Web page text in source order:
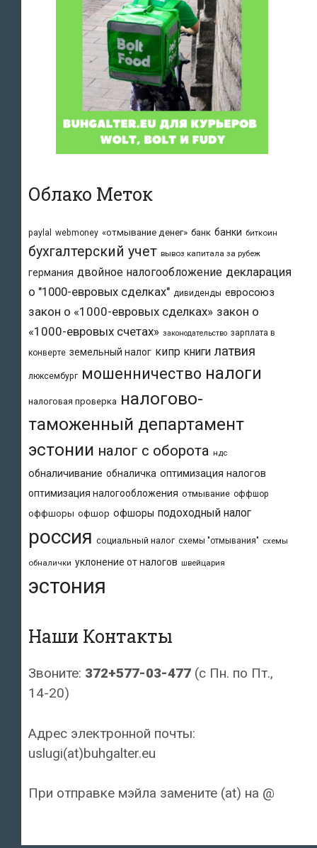
Облако Меток
paylal webmoney «отмывание денег» банк банки биткоин
бухгалтерский учет вывоз капитала за рубеж
германия двойное налогообложение декларация
о "1000-евровых сделках" дивиденды евросоюз
закон о «1000-евровых сделках» закон о
«1000-евровых счетах» законодательство зарплата в
конверте земельный налог кипр книги латвия
люксембург мошенничество налоги
налоговая проверка налогово-
таможенный департамент
эстонии налог с оборота ндс
обналичивание обналичка оптимизация налогов
оптимизация налогообложения отмывание оффшор
оффшоры офшор офшоры подоходный налог
россия социальный налог схемы "отмывания" схемы
обналички уклонение от налогов швейцария
эстония
Наши Контакты
Звоните: 372+577-03-477 (с Пн. по Пт.,
14-20)
Адрес электронной почты:
uslugi(at)buhgalter.eu
При отправке мэйла замените (at) на @